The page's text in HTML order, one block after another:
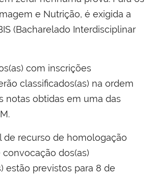
e Nutrição, é exigida a
(Bacharelado Interdisciplinar
com inscrições
classificados(as) na ordem
notas obtidas em uma das
de recurso de homologação
dos(as)
estão previstos para 8 de